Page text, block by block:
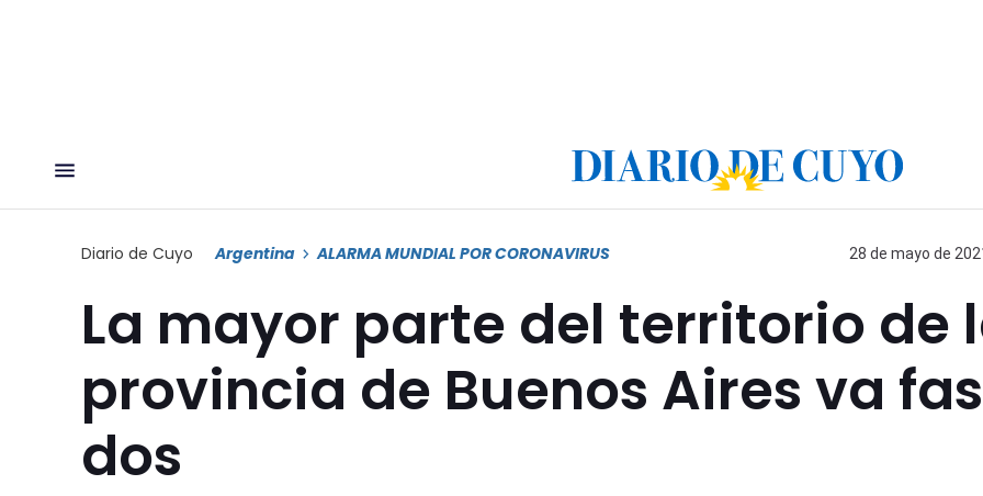
Diario de Cuyo Argentina ALARMA MUNDIAL POR CORONAVIRUS 28 de mayo de
La mayor parte del territorio de
provincia de Buenos Aires va
dos